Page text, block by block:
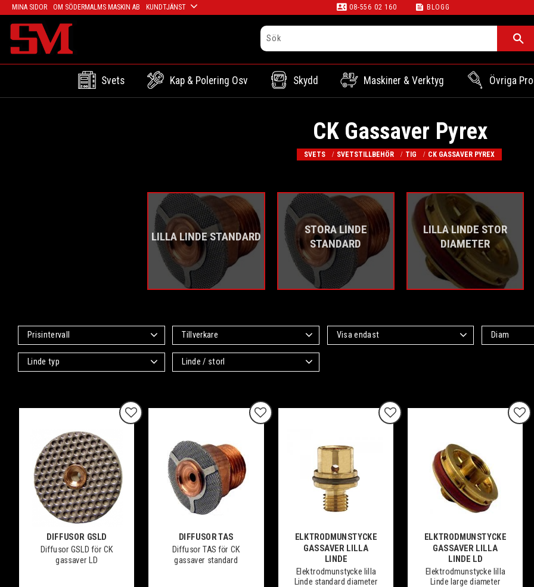
MINA SIDOR OM SÖDERMALMS MASKIN AB KUNDTJÄNST contact_phone 08-556 02 160 feed BLOGG
Svets Kap & Polering Osv Skydd Maskiner & Verktyg Övriga
CK Gassaver Pyrex
SVETS SVETSTILLBEHÖR TIG CK GASSAVER PYREX
LILLA LINDE STANDARD
STORA LINDE
STANDARD
LILLA LINDE STOR
DIAMETER
Prisintervall
65 1 120
Tillverkare
CK Worldwide
Visa endast Diam
Linde typ Linde / storl
Stora Linde (17, 18, 26) 1
DIFFUSOR GSLD
Diffusor GSLD för CK
gassaver LD
Lägg till i favoriter
DIFFUSOR TAS
Diffusor TAS för CK
gassaver standard
Lägg till i favoriter
ELKTRODMUNSTYCKE
GASSAVER LILLA
LINDE
Elektrodmunstycke lilla
Linde standard diameter
Lägg till i favoriter
ELKTRODMUNSTYCKE
GASSAVER LILLA
LINDE LD
Elektrodmunstycke lilla
Linde large diameter